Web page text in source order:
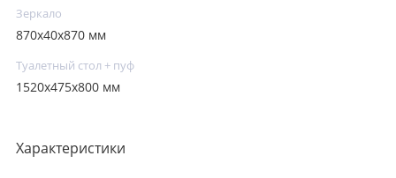
Зеркало
870х40х870 мм
Туалетный стол + пуф
1520х475х800 мм
Характеристики